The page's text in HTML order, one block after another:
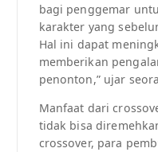
bagi penggemar
karakter yang
Hal ini dapat
memberikan
penonton,” ujar
Manfaat dari
tidak bisa
crossover, para